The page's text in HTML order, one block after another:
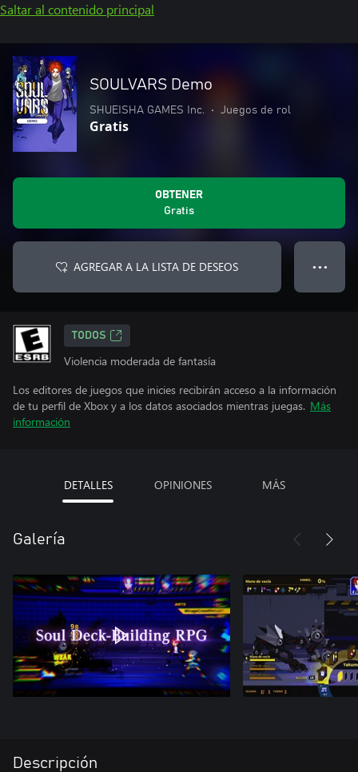
Saltar al contenido principal
SOULVARS Demo
SHUEISHA GAMES Inc. • Juegos de rol
Gratis
OBTENER
Gratis
AGREGAR A LA LISTA DE DESEOS ● ● ●
TODOS
Violencia moderada de fantasía
Los editores de juegos que inicies recibirán acceso a la información
de tu perfil de Xbox y a los datos asociados mientras juegas. Más
información
DETALLES OPINIONES MÁS
Galería
Descripción